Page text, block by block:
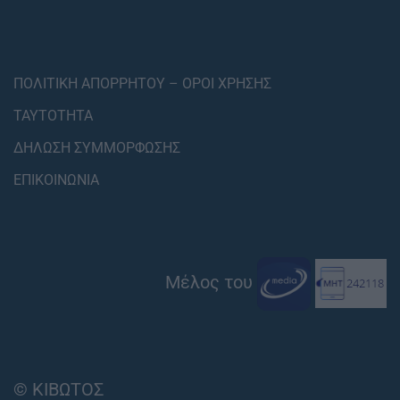
ΠΟΛΙΤΙΚΗ ΑΠΟΡΡΗΤΟΥ – ΟΡΟΙ ΧΡΗΣΗΣ
ΤΑΥΤΟΤΗΤΑ
ΔΗΛΩΣΗ ΣΥΜΜΟΡΦΩΣΗΣ
ΕΠΙΚΟΙΝΩΝΙΑ
Μέλος του
© ΚΙΒΩΤΟΣ